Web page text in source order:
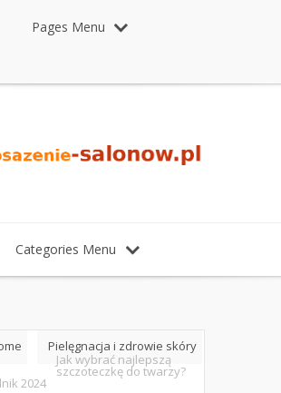
Pages Menu
Categories Menu
Pielęgnacja i zdrowie skóry
Jak wybrać najlepszą
szczoteczkę do twarzy?
2024